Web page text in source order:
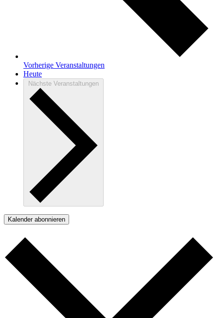
Vorherige Veranstaltungen
Heute
Nächste Veranstaltungen
Kalender abonnieren